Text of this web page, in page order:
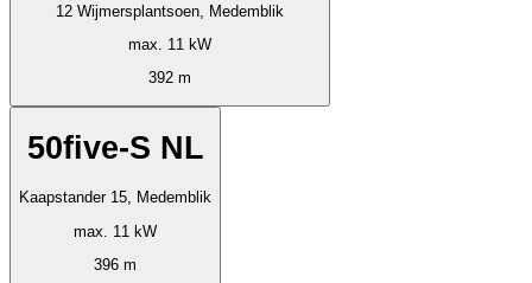
12 Wijmersplantsoen, Medemblik
max. 11 kW
392 m
50five-S NL
Kaapstander 15, Medemblik
max. 11 kW
396 m